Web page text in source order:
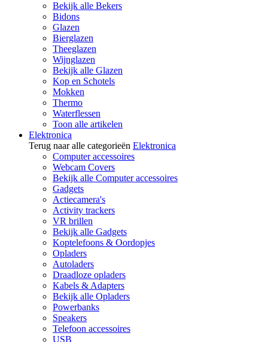
Bekijk alle Bekers
Bidons
Glazen
Bierglazen
Theeglazen
Wijnglazen
Bekijk alle Glazen
Kop en Schotels
Mokken
Thermo
Waterflessen
Toon alle artikelen
Elektronica
Terug naar alle categorieën Elektronica
Computer accessoires
Webcam Covers
Bekijk alle Computer accessoires
Gadgets
Actiecamera's
Activity trackers
VR brillen
Bekijk alle Gadgets
Koptelefoons & Oordopjes
Opladers
Autoladers
Draadloze opladers
Kabels & Adapters
Bekijk alle Opladers
Powerbanks
Speakers
Telefoon accessoires
USB